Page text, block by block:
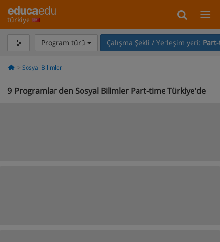
türkiye
Program türü Çalışma Şekli / Yerleşim yeri:
Sosyal Bilimler
9 Programlar den Sosyal Bilimler Part-time Türkiye'de